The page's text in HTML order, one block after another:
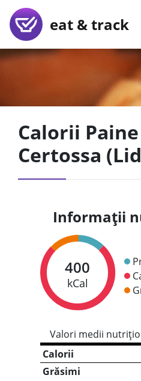
eat & track
Calorii
Certossa
Informații
400
kCal
Valori medii
Calorii
Grăsimi